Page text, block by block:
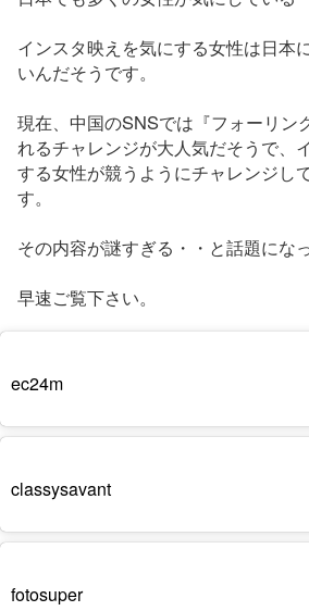
インスタ映えを気にする女性は日本
いんだそうです。
現在、中国のSNSでは『フォーリン
れるチャレンジが大人気だそうで、
する女性が競うようにチャレンジし
す。
その内容が謎すぎる・・と話題にな
早速ご覧下さい。
ec24m
classysavant
fotosuper